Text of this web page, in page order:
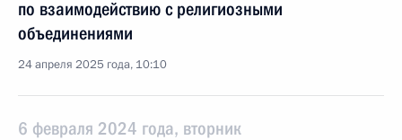
по взаимодействию с религиозными
объединениями
24 апреля 2025 года, 10:10
6 февраля 2024 года, вторник